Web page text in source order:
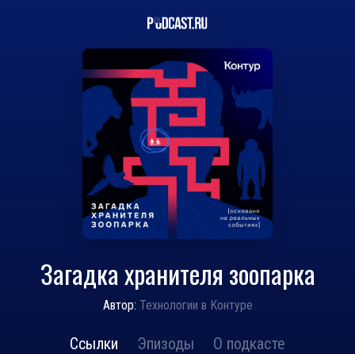
Загадка хранителя зоопарка
Автор: Технологии в Контуре
Ссылки Эпизоды О подкасте